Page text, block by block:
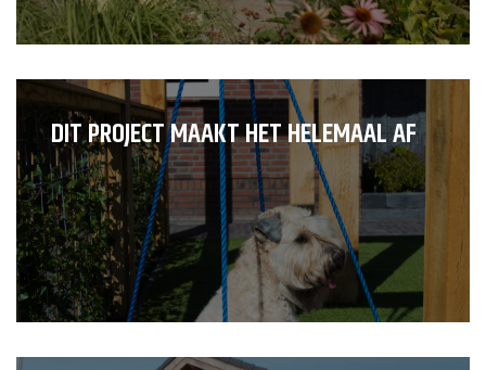
DIT PROJECT MAAKT HET HELEMAAL AF